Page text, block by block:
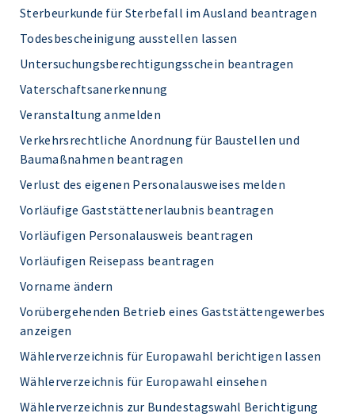
Sterbeurkunde für Sterbefall im Ausland beantragen
Todesbescheinigung ausstellen lassen
Untersuchungsberechtigungsschein beantragen
Vaterschaftsanerkennung
Veranstaltung anmelden
Verkehrsrechtliche Anordnung für Baustellen und
Baumaßnahmen beantragen
Verlust des eigenen Personalausweises melden
Vorläufige Gaststättenerlaubnis beantragen
Vorläufigen Personalausweis beantragen
Vorläufigen Reisepass beantragen
Vorname ändern
Vorübergehenden Betrieb eines Gaststättengewerbes
anzeigen
Wählerverzeichnis für Europawahl berichtigen lassen
Wählerverzeichnis für Europawahl einsehen
Wählerverzeichnis zur Bundestagswahl Berichtigung